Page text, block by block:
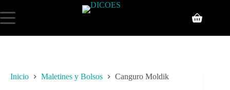
Inicio Maletines y Bolsos Canguro Moldik